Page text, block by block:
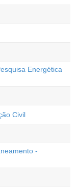
Energética
Civil
-